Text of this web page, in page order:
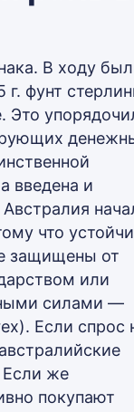
В ходу
фунт
Это
введена и
что
защищены от
или
силами —
Если спрос
Если же
покупают